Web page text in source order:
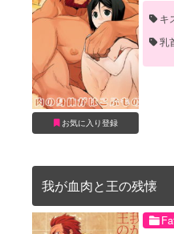
お気に入り登録
キ
乳
我が血肉と王の残懐